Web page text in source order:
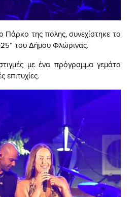
της πόλης, συνεχίστηκε το
του Δήμου Φλώρινας.
με ένα πρόγραμμα γεμάτο
επιτυχίες.